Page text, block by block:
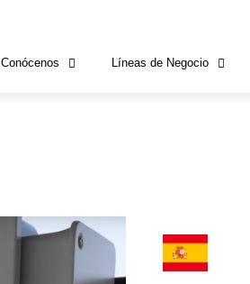
Conócenos Líneas de Negocio